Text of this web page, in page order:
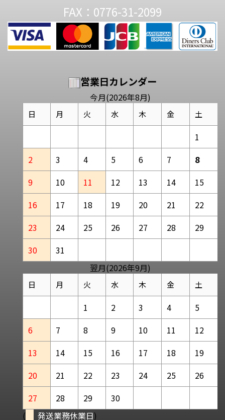
FAX：0776-31-2099
営業日カレンダー
今月(2026年8月)
日 月 火 水 木 金 土
1
2
3 4 5 6 7
8
9
10 11 12 13 14
15
16
17 18 19 20 21
22
23
24 25 26 27 28
29
30
31
翌月(2026年9月)
日 月 火 水 木 金 土
1 2 3 4
5
6
7 8 9 10 11
12
13
14 15 16 17 18
19
20
21 22 23 24 25
26
27
28 29
30
(
発送業務休業日)